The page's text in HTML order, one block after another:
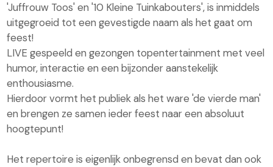
'Juffrouw Toos' en '10 Kleine Tuinkabouters', is inmiddels
uitgegroeid tot een gevestigde naam als het gaat om
feest!
LIVE gespeeld en gezongen topentertainment met veel
humor, interactie en een bijzonder aanstekelijk
enthousiasme.
Hierdoor vormt het publiek als het ware 'de vierde man'
en brengen ze samen ieder feest naar een absoluut
hoogtepunt!
Het repertoire is eigenlijk onbegrensd en bevat dan ook